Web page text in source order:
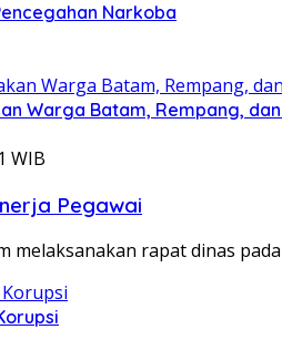
Narkoba
Warga Batam, Rempang,
WIB
Pegawai
melaksanakan rapat dinas